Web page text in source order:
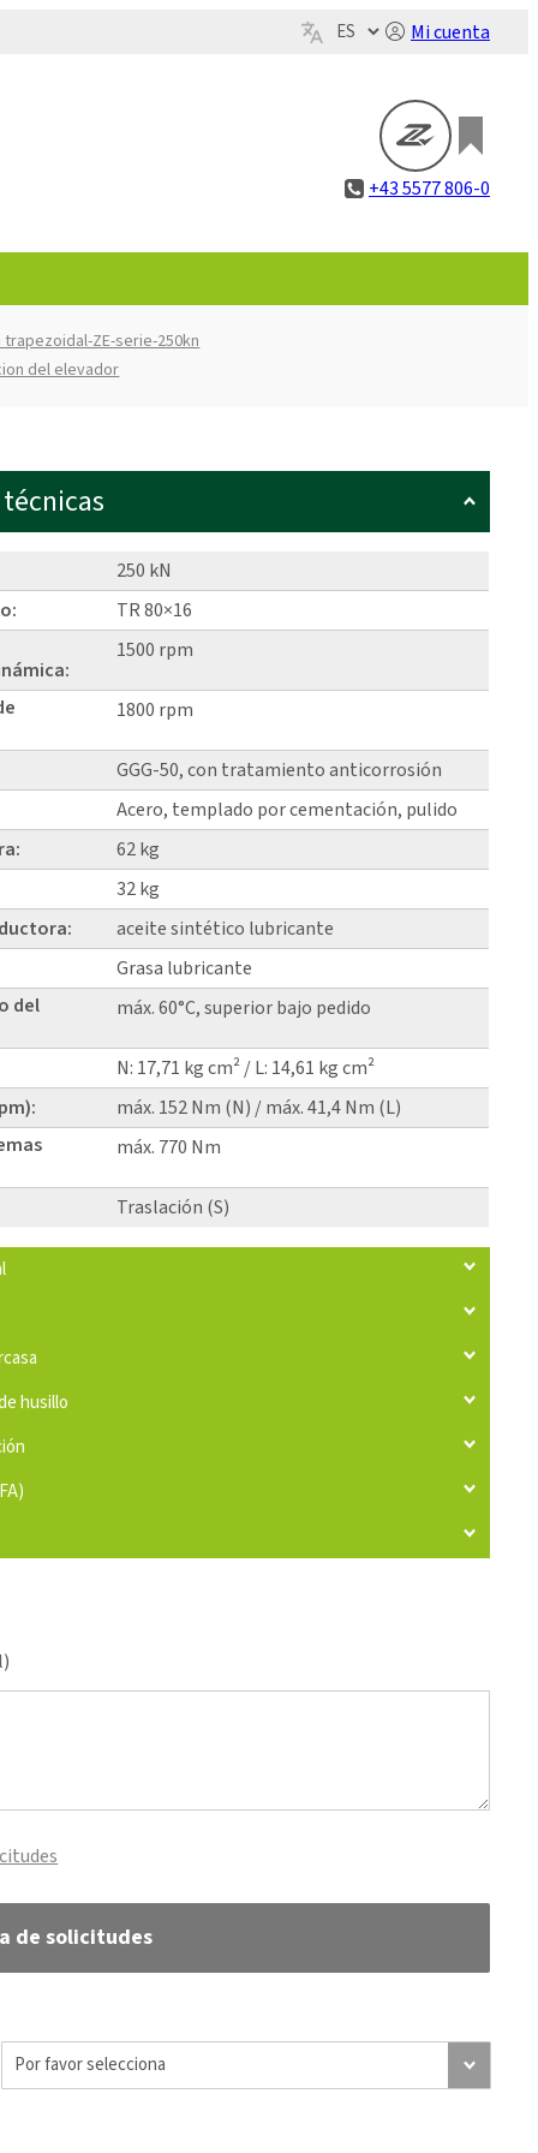
Mi cuenta
+43 5577 806-0
trapezoidal-ZE-serie-250kn
del elevador
250 kN
TR 80×16
1500 rpm
1800 rpm
GGG-50, con tratamiento anticorrosión
Acero, templado por cementación, pulido
62 kg
32 kg
aceite sintético lubricante
Grasa lubricante
del
máx. 60°C, superior bajo pedido
N: 17,71 kg cm² / L: 14,61 kg cm²
máx. 152 Nm (N) / máx. 41,4 Nm (L)
máx. 770 Nm
Traslación (S)
husillo
de solicitudes